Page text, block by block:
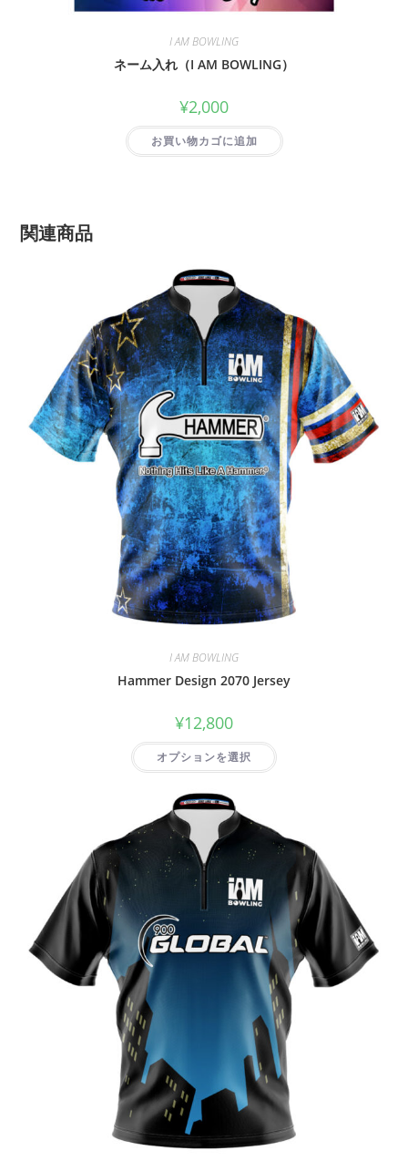
I AM BOWLING
ネーム入れ（I AM BOWLING）
¥2,000
お買い物カゴに追加
関連商品
I AM BOWLING
Hammer Design 2070 Jersey
¥12,800
オプションを選択